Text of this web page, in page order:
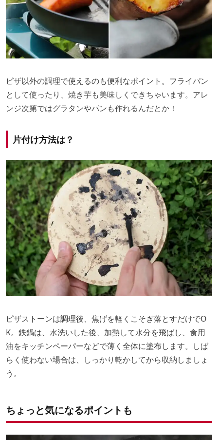
ピザ以外の調理で使えるのも便利なポイント。フライパン
として使ったり、焼き芋も美味しくできちゃいます。アレ
ンジ次第ではグラタンやパンも作れるんだとか！
片付け方法は？
ピザストーンは調理後、焦げを軽くこそぎ落とすだけでO
K。鉄鍋は、水洗いした後、加熱して水分を飛ばし、食用
油をキッチンペーパーなどで薄く全体に塗布します。しば
らく使わない場合は、しっかり乾かしてから収納しましょ
う。
ちょっと気になるポイントも